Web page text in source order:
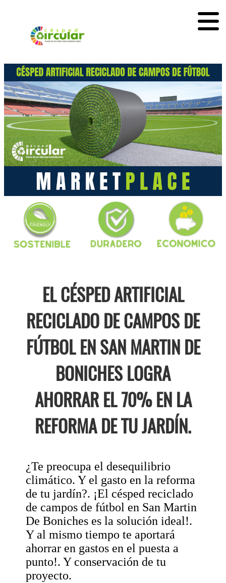
EL CÉSPED ARTIFICIAL
RECICLADO DE CAMPOS DE
FÚTBOL EN SAN MARTIN DE
BONICHES LOGRA
AHORRAR EL 70% EN LA
REFORMA DE TU JARDÍN.
¿Te preocupa el desequilibrio
climático. Y el gasto en la reforma
de tu jardín?. ¡El césped reciclado
de campos de fútbol en San Martin
De Boniches es la solución ideal!.
Y al mismo tiempo te aportará
ahorrar en gastos en el puesta a
punto!. Y conservación de tu
proyecto.